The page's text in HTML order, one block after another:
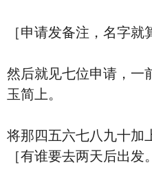
［申请发备注，名字就
然后就见七位申请，一
玉简上。
将那四五六七八九十加
［有谁要去两天后出发